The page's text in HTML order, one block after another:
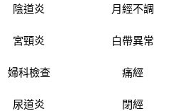
陰道炎
宮頸炎
婦科檢查
尿道炎
月經不調
白帶異常
痛經
閉經